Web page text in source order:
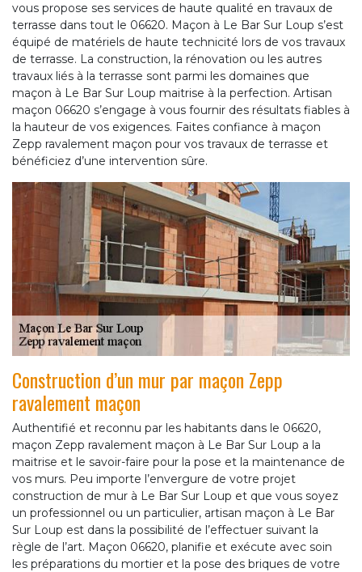
vous propose ses services de haute qualité en travaux de
terrasse dans tout le 06620. Maçon à Le Bar Sur Loup s’est
équipé de matériels de haute technicité lors de vos travaux
de terrasse. La construction, la rénovation ou les autres
travaux liés à la terrasse sont parmi les domaines que
maçon à Le Bar Sur Loup maitrise à la perfection. Artisan
maçon 06620 s’engage à vous fournir des résultats fiables à
la hauteur de vos exigences. Faites confiance à maçon
Zepp ravalement maçon pour vos travaux de terrasse et
bénéficiez d’une intervention sûre.
Construction d’un mur par maçon Zepp
ravalement maçon
Authentifié et reconnu par les habitants dans le 06620,
maçon Zepp ravalement maçon à Le Bar Sur Loup a la
maitrise et le savoir-faire pour la pose et la maintenance de
vos murs. Peu importe l’envergure de votre projet
construction de mur à Le Bar Sur Loup et que vous soyez
un professionnel ou un particulier, artisan maçon à Le Bar
Sur Loup est dans la possibilité de l’effectuer suivant la
règle de l’art. Maçon 06620, planifie et exécute avec soin
les préparations du mortier et la pose des briques de votre